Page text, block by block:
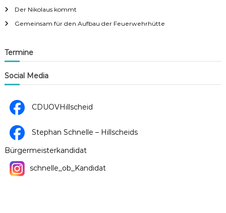
Der Nikolaus kommt
Gemeinsam für den Aufbau der Feuerwehrhütte
Termine
Social Media
CDUOVHillscheid
Stephan Schnelle – Hillscheids
Bürgermeisterkandidat
schnelle_ob_Kandidat